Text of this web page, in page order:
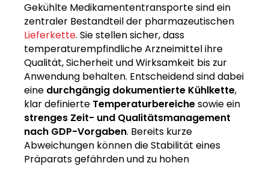
Gekühlte Medikamententransporte sind ein
zentraler Bestandteil der pharmazeutischen
Lieferkette. Sie stellen sicher, dass
temperaturempfindliche Arzneimittel ihre
Qualität, Sicherheit und Wirksamkeit bis zur
Anwendung behalten. Entscheidend sind dabei
eine durchgängig dokumentierte Kühlkette,
klar definierte Temperaturbereichesowie ein
strenges Zeit- und Qualitätsmanagement
nach GDP-Vorgaben. Bereits kurze
Abweichungen können die Stabilität eines
Präparats gefährden und zu hohen